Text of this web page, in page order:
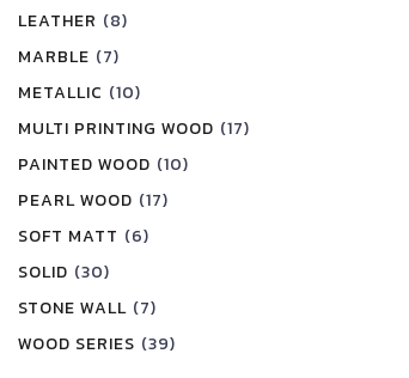
LEATHER (8)
MARBLE (7)
METALLIC (10)
MULTI PRINTING WOOD (17)
PAINTED WOOD (10)
PEARL WOOD (17)
SOFT MATT (6)
SOLID (30)
STONE WALL (7)
WOOD SERIES (39)